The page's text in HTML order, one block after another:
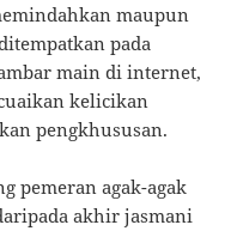
maupun
pada
main di internet,
kelicikan
pengkhususan.
pemeran agak-agak
akhir jasmani